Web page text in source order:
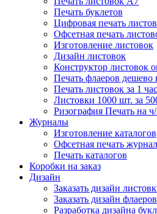
Печать буклетов
Цифровая печать
Офсетная печать
Изготовление листовок
Дизайн листовок
Конструктор листовок
Печать флаеров дешево
Печать листовок за 1 час
Листовки 1000 шт. за
Ризография Печать на
Журналы
Изготовление каталогов
Офсетная печать
Печать каталогов
Коробки на заказ
Дизайн
Заказать дизайн
Заказать дизайн флаеров
Разработка дизайна